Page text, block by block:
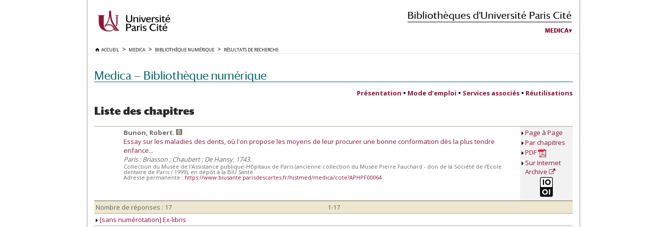
Bibliothèques d'Université Paris Cité
MEDICA
ACCUEIL MEDICA BIBLIOTHÈQUE NUMÉRIQUE RÉSULTATS DE RECHERCHE
Medica — Bibliothèque numérique
Présentation • Mode d’emploi • Services associés • Réutilisations
Liste des chapitres
Bunon, Robert.
Essay sur les maladies des dents, où l'on propose les moyens de leur procurer une bonne conformation dès la plus tendre
enfance...
Paris : Briasson ; Chaubert ; De Hansy, 1743.
Collection du Musée de l'Assistance publique-Hôpitaux de Paris (ancienne collection du Musée Pierre Fauchard - don de la Société de l'Ecole
dentaire de Paris / 1999), en dépôt à la BIU Santé
Adresse permanente : https://www.biusante.parisdescartes.fr/histmed/medica/cote?APHPF00064
Page à Page
Par chapitres
PDF
Sur Internet
Archive
Nombre de réponses : 17
1-17
[sans numérotation] Ex-libris